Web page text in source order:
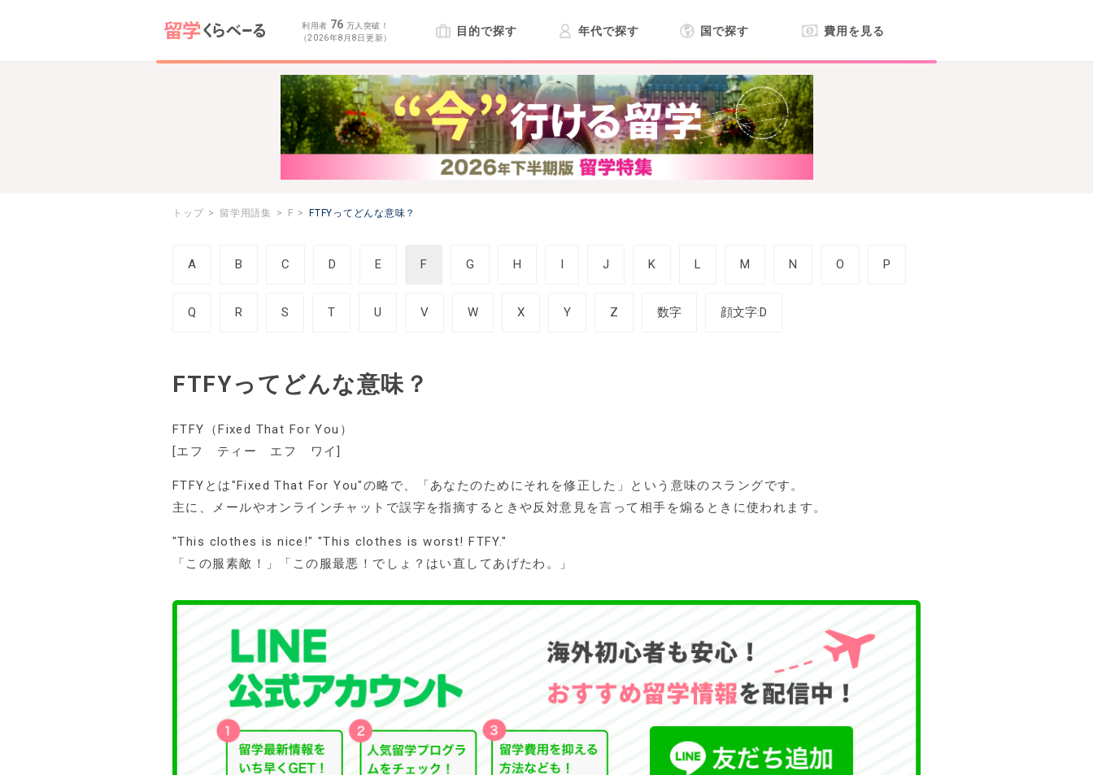
利用者 76 万人突破！
（2026年8月8日更新）
目的で探す 年代で探す 国で探す 費用を見る
トップ 留学用語集 F FTFYってどんな意味？
A B C D E F G H I J K L M N O P
Q R S T U V W X Y Z 数字 顔文字:D
FTFYってどんな意味？
FTFY（Fixed That For You）
[エフ ティー エフ ワイ]
FTFYとは"Fixed That For You"の略で、「あなたのためにそれを修正した」という意味のスラングです。
主に、メールやオンラインチャットで誤字を指摘するときや反対意見を言って相手を煽るときに使われます。
"This clothes is nice!" "This clothes is worst! FTFY."
「この服素敵！」「この服最悪！でしょ？はい直してあげたわ。」